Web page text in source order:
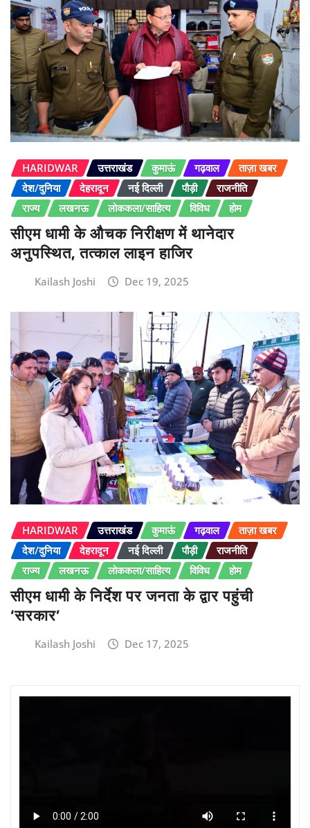
HARIDWAR उत्तराखंड कुमाऊं गढ़वाल
ताज़ा खबर
देश/दुनिया
देहरादून नई दिल्ली पौड़ी
राजनीति
राज्य
लखनऊ लोककला/साहित्य विविध होम
सीएम धामी के औचक निरीक्षण में थानेदार
अनुपस्थित, तत्काल लाइन हाजिर
Kailash Joshi Dec 19, 2025
HARIDWAR उत्तराखंड कुमाऊं गढ़वाल
ताज़ा खबर
देश/दुनिया
देहरादून नई दिल्ली पौड़ी
राजनीति
राज्य
लखनऊ लोककला/साहित्य विविध होम
सीएम धामी के निर्देश पर जनता के द्वार पहुंची
‘सरकार’
Kailash Joshi Dec 17, 2025